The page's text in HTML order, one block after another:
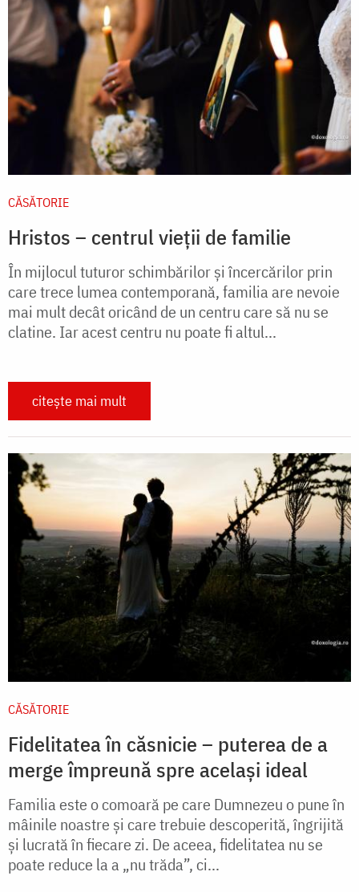
CĂSĂTORIE
Hristos – centrul vieții de familie
În mijlocul tuturor schimbărilor și încercărilor prin
care trece lumea contemporană, familia are nevoie
mai mult decât oricând de un centru care să nu se
clatine. Iar acest centru nu poate fi altul...
citește mai mult
CĂSĂTORIE
Fidelitatea în căsnicie – puterea de a
merge împreună spre același ideal
Familia este o comoară pe care Dumnezeu o pune în
mâinile noastre și care trebuie descoperită, îngrijită
și lucrată în fiecare zi. De aceea, fidelitatea nu se
poate reduce la a „nu trăda”, ci...